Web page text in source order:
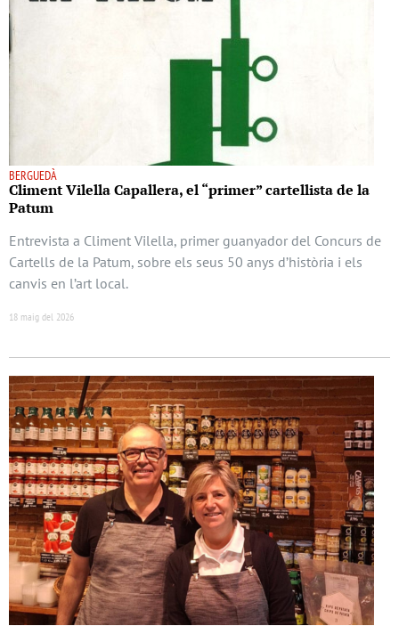
BERGUEDÀ
Climent Vilella Capallera, el “primer” cartellista de la
Patum
Entrevista a Climent Vilella, primer guanyador del Concurs de
Cartells de la Patum, sobre els seus 50 anys d’història i els
canvis en l’art local.
18 maig del 2026